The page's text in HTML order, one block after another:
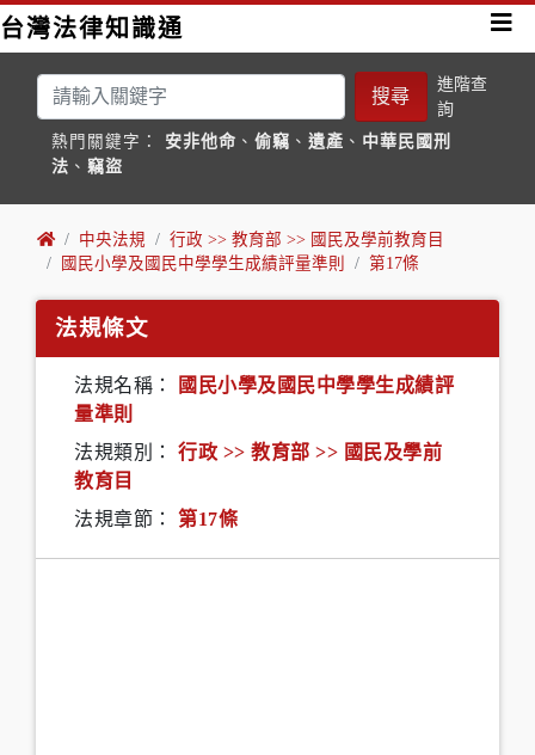
台灣法律知識通
搜尋
進階查
詢
熱門關鍵字： 安非他命 、 偷竊 、 遺產 、 中華民國刑
法 、 竊盜
中央法規
行政 >> 教育部 >> 國民及學前教育目
國民小學及國民中學學生成績評量準則
第17條
法規條文
法規名稱：
國民小學及國民中學學生成績評
量準則
法規類別：
行政 >> 教育部 >> 國民及學前
教育目
法規章節：
第17條